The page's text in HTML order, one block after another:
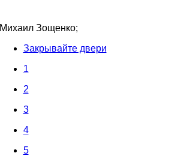
Михаил Зощенко;
Закрывайте двери
1
2
3
4
5